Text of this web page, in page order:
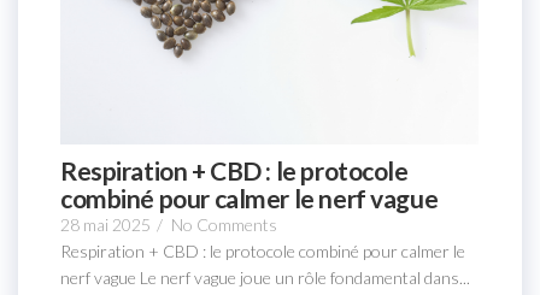
Respiration + CBD : le protocole
combiné pour calmer le nerf vague
28 mai 2025 / No Comments
Respiration + CBD : le protocole combiné pour calmer le
nerf vague Le nerf vague joue un rôle fondamental dans...